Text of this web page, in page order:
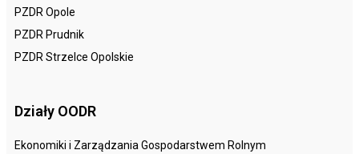
PZDR Opole
PZDR Prudnik
PZDR Strzelce Opolskie
Działy OODR
Ekonomiki i Zarządzania Gospodarstwem Rolnym